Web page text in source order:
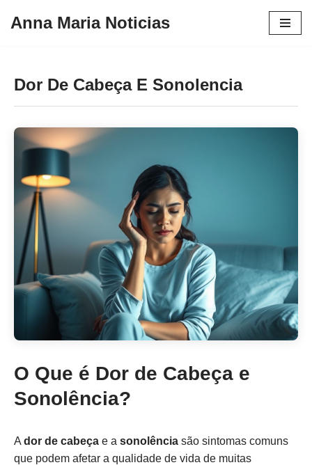
conteúdo
Anna Maria Noticias
Dor De Cabeça E Sonolencia
O Que é Dor de Cabeça e
Sonolência?
A dor de cabeça e a sonolência são sintomas comuns
que podem afetar a qualidade de vida de muitas